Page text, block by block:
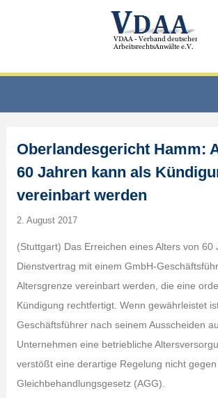
Oberlandesgericht Hamm:
60 Jahren kann als
vereinbart werden
2. August 2017
(Stuttgart) Das Erreichen eines Alters von 60
Dienstvertrag mit einem GmbH-
Altersgrenze vereinbart werden, die eine
Kündigung rechtfertigt. Wenn gewährleistet
Geschäftsführer nach seinem Ausscheiden
Unternehmen eine betriebliche
verstößt eine derartige Regelung nicht
Gleichbehandlungsgesetz (AGG).